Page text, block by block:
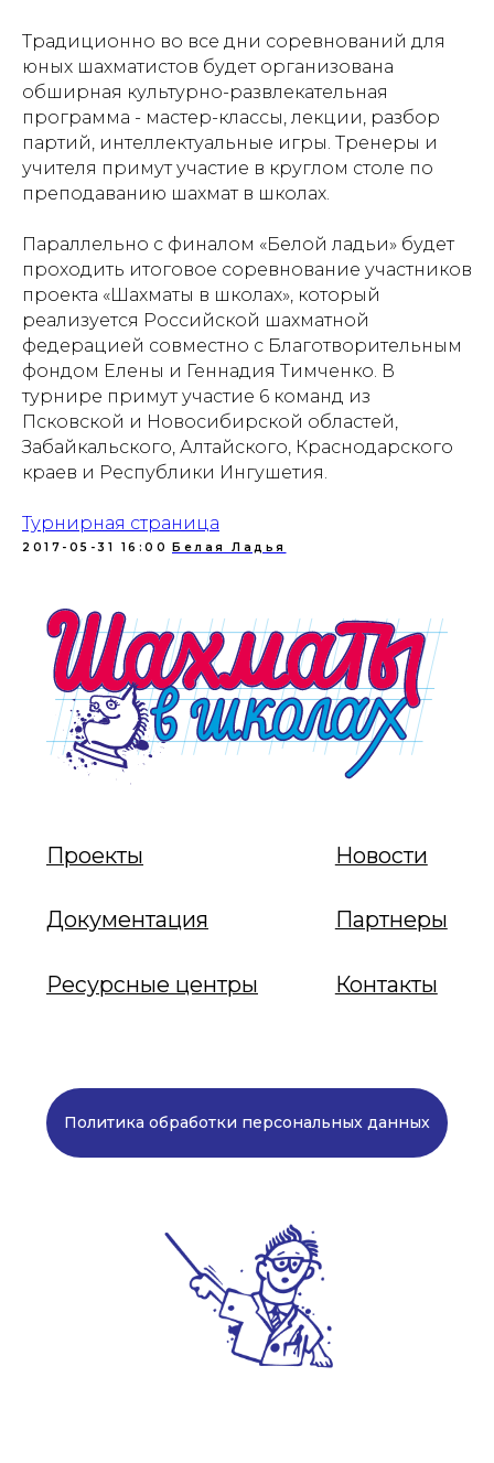
Традиционно во все дни соревнований для
юных шахматистов будет организована
обширная культурно-развлекательная
программа - мастер-классы, лекции, разбор
партий, интеллектуальные игры. Тренеры и
учителя примут участие в круглом столе по
преподаванию шахмат в школах.
Параллельно с финалом «Белой ладьи» будет
проходить итоговое соревнование участников
проекта «Шахматы в школах», который
реализуется Российской шахматной
федерацией совместно с Благотворительным
фондом Елены и Геннадия Тимченко. В
турнире примут участие 6 команд из
Псковской и Новосибирской областей,
Забайкальского, Алтайского, Краснодарского
краев и Республики Ингушетия.
Турнирная страница
2017-05-31 16:00 Белая Ладья